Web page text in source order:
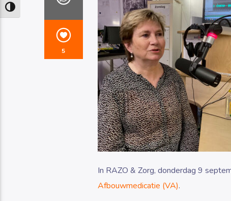
Keuze voor hoog contrast
5
In RAZO & Zorg, donderdag 9
Afbouwmedicatie (VA).